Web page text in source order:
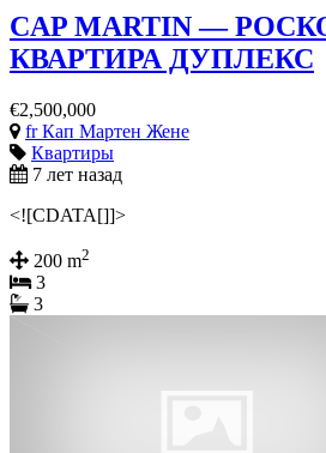
CAP MARTIN —
КВАРТИРА ДУПЛЕКС
€2,500,000
fr Кап Мартен Жене
Квартиры
7 лет назад
<![CDATA[]]>
200 m2
3
3